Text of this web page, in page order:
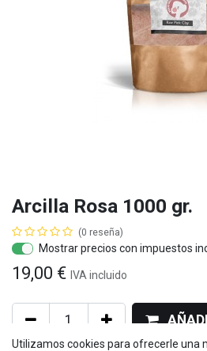
Arcilla Rosa 1000 gr.
(0 reseña)
Mostrar precios con impuestos
19,00 € IVA incluido
Utilizamos cookies para ofrecerle una